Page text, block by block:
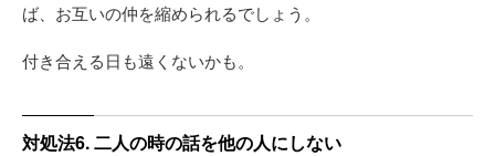
ば、お互いの仲を縮められるでしょう。
付き合える日も遠くないかも。
対処法6. 二人の時の話を他の人にしない